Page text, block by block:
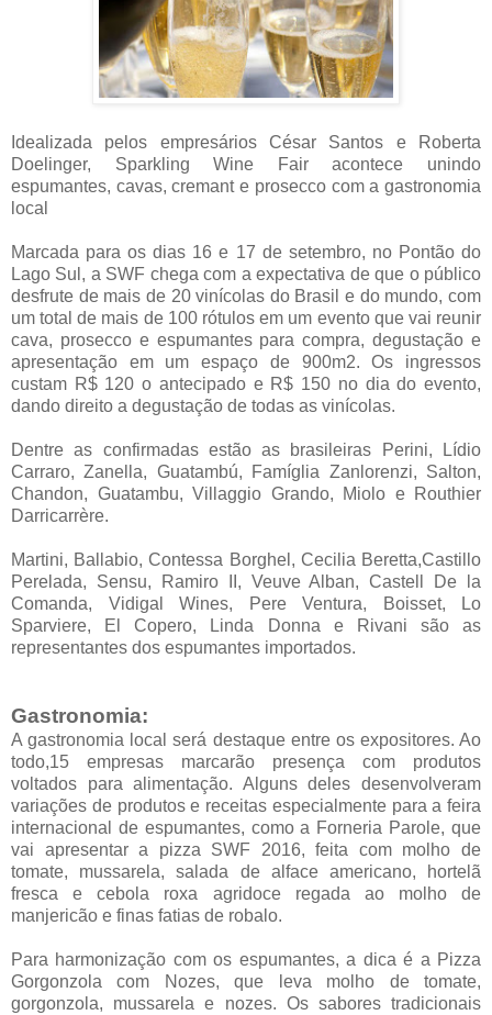
Idealizada pelos empresários César Santos e Roberta
Doelinger, Sparkling Wine Fair acontece unindo
espumantes, cavas, cremant e prosecco com a gastronomia
local
Marcada para os dias 16 e 17 de setembro, no Pontão do
Lago Sul, a SWF chega com a expectativa de que o público
desfrute de mais de 20 vinícolas do Brasil e do mundo, com
um total de mais de 100 rótulos em um evento que vai reunir
cava, prosecco e espumantes para compra, degustação e
apresentação em um espaço de 900m2. Os ingressos
custam R$ 120 o antecipado e R$ 150 no dia do evento,
dando direito a degustação de todas as vinícolas.
Dentre as confirmadas estão as brasileiras Perini, Lídio
Carraro, Zanella, Guatambú, Famíglia Zanlorenzi, Salton,
Chandon, Guatambu, Villaggio Grando, Miolo e Routhier
Darricarrère.
Martini, Ballabio, Contessa Borghel, Cecilia Beretta,Castillo
Perelada, Sensu, Ramiro II, Veuve Alban, Castell De la
Comanda, Vidigal Wines, Pere Ventura, Boisset, Lo
Sparviere, El Copero, Linda Donna e Rivani são as
representantes dos espumantes importados.
Gastronomia:
A gastronomia local será destaque entre os expositores. Ao
todo,15 empresas marcarão presença com produtos
voltados para alimentação. Alguns deles desenvolveram
variações de produtos e receitas especialmente para a feira
internacional de espumantes, como a Forneria Parole, que
vai apresentar a pizza SWF 2016, feita com molho de
tomate, mussarela, salada de alface americano, hortelã
fresca e cebola roxa agridoce regada ao molho de
manjericão e finas fatias de robalo.
Para harmonização com os espumantes, a dica é a Pizza
Gorgonzola com Nozes, que leva molho de tomate,
gorgonzola, mussarela e nozes. Os sabores tradicionais